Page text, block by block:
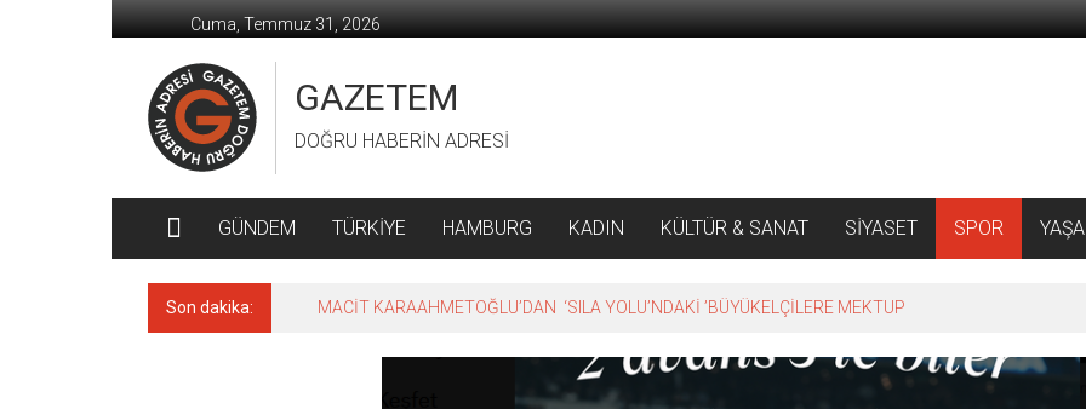
geç
Cuma, Temmuz 31, 2026
GAZETEM
DOĞRU HABERİN ADRESİ
GÜNDEM TÜRKİYE HAMBURG KADIN KÜLTÜR & SANAT SİYASET SPOR
Son dakika: MACİT KARAAHMETOĞLU’DAN ‘SILA YOLU’NDAKİ ’BÜYÜKELÇİLERE MEKTUP